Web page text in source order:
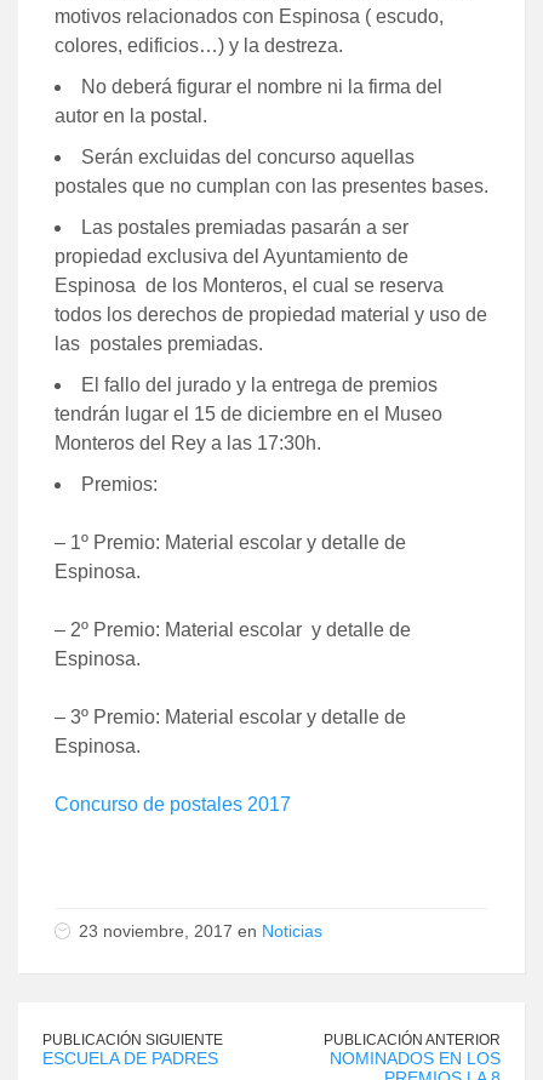
motivos relacionados con Espinosa ( escudo,
colores, edificios…) y la destreza.
No deberá figurar el nombre ni la firma del
autor en la postal.
Serán excluidas del concurso aquellas
postales que no cumplan con las presentes bases.
Las postales premiadas pasarán a ser
propiedad exclusiva del Ayuntamiento de
Espinosa de los Monteros, el cual se reserva
todos los derechos de propiedad material y uso de
las postales premiadas.
El fallo del jurado y la entrega de premios
tendrán lugar el 15 de diciembre en el Museo
Monteros del Rey a las 17:30h.
Premios:
– 1º Premio: Material escolar y detalle de
Espinosa.
– 2º Premio: Material escolar y detalle de
Espinosa.
– 3º Premio: Material escolar y detalle de
Espinosa.
Concurso de postales 2017
23 noviembre, 2017 en Noticias
PUBLICACIÓN SIGUIENTE
ESCUELA DE PADRES
PUBLICACIÓN ANTERIOR
NOMINADOS EN LOS